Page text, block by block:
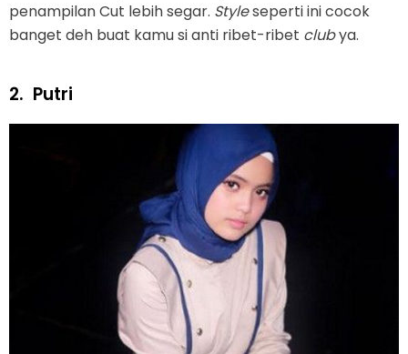
penampilan Cut lebih segar. Styleseperti ini cocok
banget deh buat kamu si anti ribet-ribet clubya.
2. Putri